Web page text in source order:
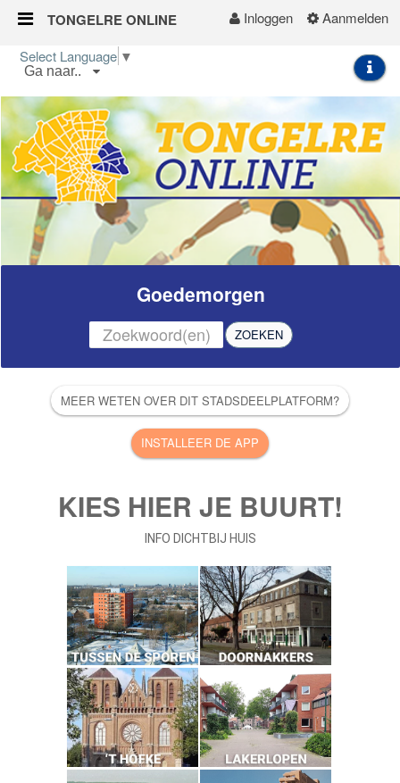
Naar content
Inloggen Aanmelden
TONGELRE ONLINE
Home
Wijkgids
Kalender
Nieuws
Groepen
Ga naar..
Goedemorgen
ZOEKEN
KIES HIER JE BUURT!
INFO DICHTBIJ HUIS
Select Language ▼